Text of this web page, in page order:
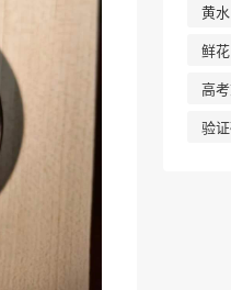
黄水
鲜花
高
验